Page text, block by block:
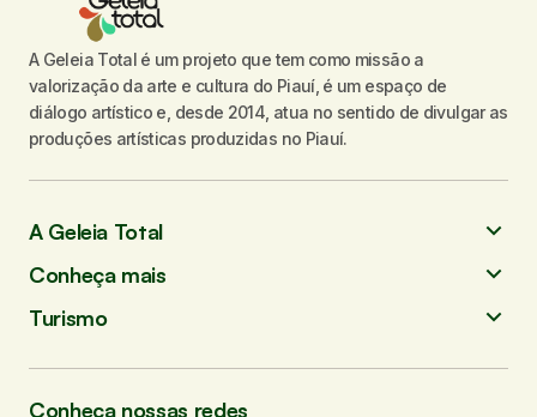
A Geleia Total é um projeto que tem como missão a
valorização da arte e cultura do Piauí, é um espaço de
diálogo artístico e, desde 2014, atua no sentido de divulgar as
produções artísticas produzidas no Piauí.
A Geleia Total
Conheça mais
Turismo
Conheça nossas redes